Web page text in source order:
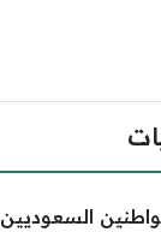
السعوديين